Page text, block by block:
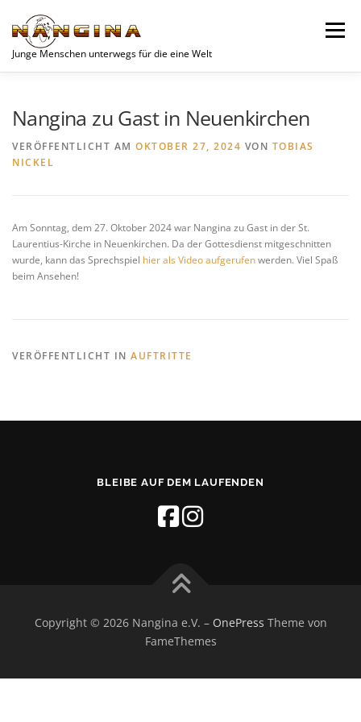
Inhalt
springen
Junge Menschen unterwegs für die eine Welt
Menü
UNSERE PROJEKTE
KONTAKT DATENSCHUTZERKLÄRUNG
Nangina zu Gast in Neuenkirchen
VERÖFFENTLICHT AM OKTOBER 27, 2024 VON TOBIAS
NICKEL
Am Sonntag, dem 27. Oktober 2024 war Nangina zu Gast in der St.
Laurentius-Kirche in Neuenkirchen. Da der Gottesdienst mitgeschnitten
wurde, kann das Sprechspiel hier als Video aufgerufenwerden. Viel Spaß
beim Ansehen!
VERÖFFENTLICHT IN AUFTRITTE
BLEIBE AUF DEM LAUFENDEN
Copyright © 2026 Nangina e.V. – OnePress Theme von
FameThemes